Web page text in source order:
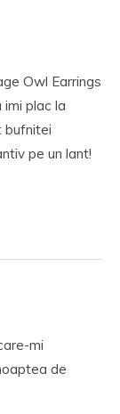
Owl Earrings
imi plac la
bufnitei
pe un lant!
mi
de